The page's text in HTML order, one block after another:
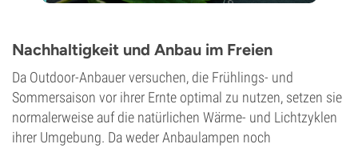
Nachhaltigkeit und Anbau im Freien
Da Outdoor-Anbauer versuchen, die Frühlings- und
Sommersaison vor ihrer Ernte optimal zu nutzen, setzen sie
normalerweise auf die natürlichen Wärme- und Lichtzyklen
ihrer Umgebung. Da weder Anbaulampen noch